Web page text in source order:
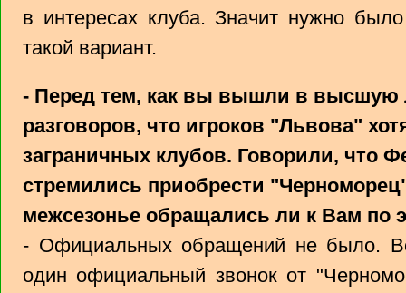
в интересах клуба. Значит нужно
такой вариант.
- Перед тем, как вы вышли в высшую
разговоров, что игроков "Львова"
заграничных клубов. Говорили, что
стремились приобрести
межсезонье обращались ли к Вам по
- Официальных обращений не было.
один официальный звонок от